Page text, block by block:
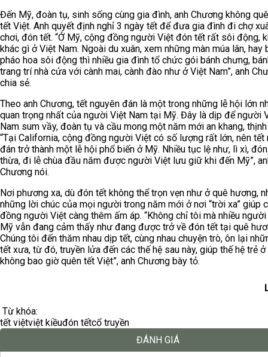
Đến Mỹ, đoàn tụ, sinh sống cùng gia đình, anh Chương không
tết Việt. Anh quyết định nghỉ 3 ngày tết để đưa gia đình đi chợ
chơi, đón tết. “Ở Mỹ, cộng đồng người Việt đón tết rất sôi động,
khác gì ở Việt Nam. Ngoài du xuân, xem những màn múa lân, hay
pháo hoa sôi động thì nhiều gia đình tổ chức gói bánh chưng,
trang trí nhà cửa với cành mai, cành đào như ở Việt Nam”, anh
chia sẻ.
Theo anh Chương, tết nguyên đán là một trong những lễ hội lớn
quan trọng nhất của người Việt Nam tại Mỹ. Đây là dịp để người
Nam sum vầy, đoàn tụ và cầu mong một năm mới an khang,
“Tại California, cộng đồng người Việt có số lượng rất lớn, nên tết
đán trở thành một lễ hội phổ biến ở Mỹ. Nhiều tục lệ như, lì xì,
thừa, đi lễ chùa đầu năm được người Việt lưu giữ khi đến Mỹ”,
Chương nói.
Nơi phương xa, dù đón tết không thể trọn vẹn như ở quê hương,
những lời chúc của mọi người trong năm mới ở nơi “trời xa” giúp
đồng người Việt càng thêm ấm áp. “Không chỉ tôi mà nhiều
Mỹ vẫn đang cảm thấy như đang được trở về đón tết tại quê
Chúng tôi đến thăm nhau dịp tết, cùng nhau chuyện trò, ôn lại
tết xưa, từ đó, truyền lửa đến các thế hệ sau này, giúp thế hệ trẻ
không bao giờ quên tết Việt”, anh Chương bày tỏ.
Từ khóa:
tết việtviệt kiềuđón tếtcổ truyền
ĐÁNH GIÁ